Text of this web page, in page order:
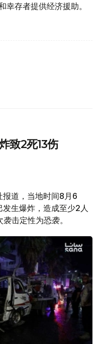
幸存者提供经济援助。
致2死13伤
报道，当地时间8月6
生爆炸，造成至少2人
击定性为恐袭。